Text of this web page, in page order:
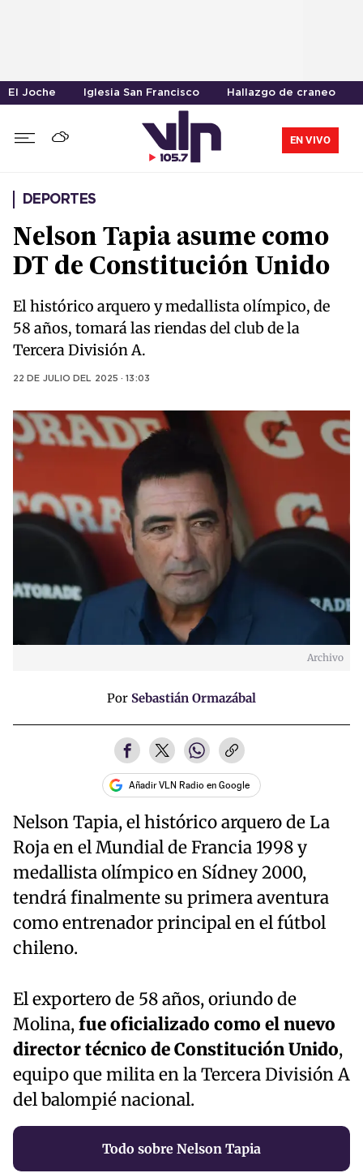
El Joche Iglesia San Francisco Hallazgo de craneo
EN VIVO
DEPORTES
Nelson Tapia asume como
DT de Constitución Unido
El histórico arquero y medallista olímpico, de
58 años, tomará las riendas del club de la
Tercera División A.
22 DE JULIO DEL 2025 · 13:03
Archivo
Por Sebastián Ormazábal
Añadir VLN Radio en Google
Nelson Tapia, el histórico arquero de La
Roja en el Mundial de Francia 1998 y
medallista olímpico en Sídney 2000,
tendrá finalmente su primera aventura
como entrenador principal en el fútbol
chileno.
El exportero de 58 años, oriundo de
Molina,fue oficializado como el nuevo
director técnico de Constitución Unido,
equipo que milita en la Tercera División A
del balompié nacional.
Todo sobre Nelson Tapia